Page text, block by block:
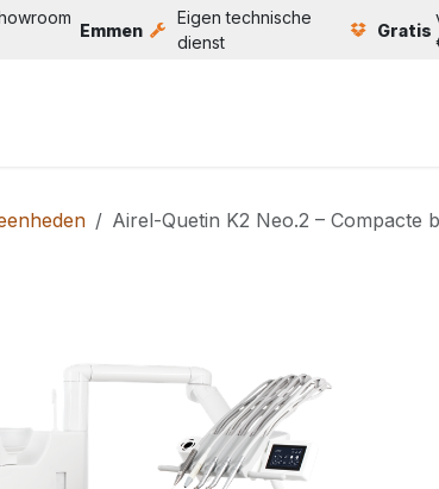
Emmen
Eigen technische
dienst
Gratis
Airel-Quetin K2 Neo.2 – Compacte